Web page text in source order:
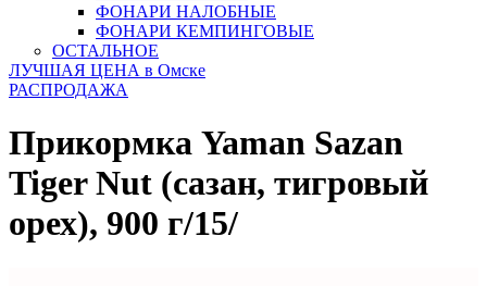
ФОНАРИ НАЛОБНЫЕ
ФОНАРИ КЕМПИНГОВЫЕ
ОСТАЛЬНОЕ
ЛУЧШАЯ ЦЕНА в Омске
РАСПРОДАЖА
Прикормка Yaman Sazan
Tiger Nut (сазан, тигровый
орех), 900 г/15/